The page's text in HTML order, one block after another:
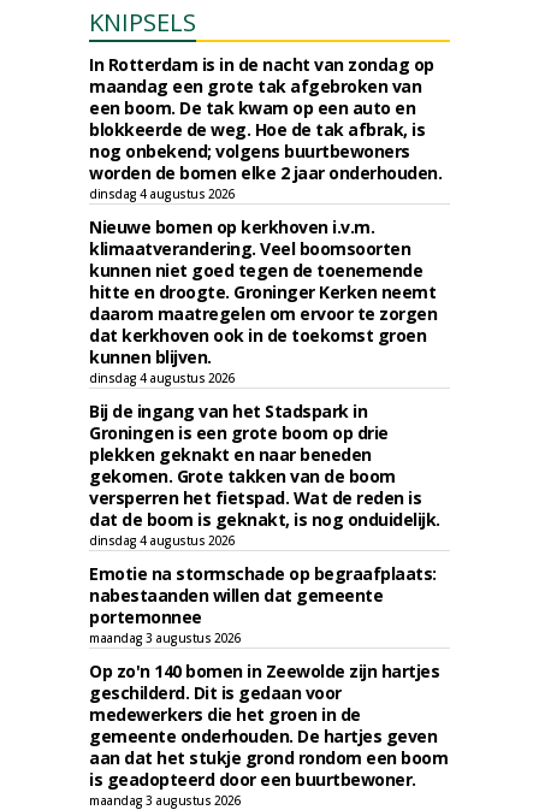
KNIPSELS
In Rotterdam is in de nacht van zondag op
maandag een grote tak afgebroken van
een boom. De tak kwam op een auto en
blokkeerde de weg. Hoe de tak afbrak, is
nog onbekend; volgens buurtbewoners
worden de bomen elke 2 jaar onderhouden.
dinsdag 4 augustus 2026
Nieuwe bomen op kerkhoven i.v.m.
klimaatverandering. Veel boomsoorten
kunnen niet goed tegen de toenemende
hitte en droogte. Groninger Kerken neemt
daarom maatregelen om ervoor te zorgen
dat kerkhoven ook in de toekomst groen
kunnen blijven.
dinsdag 4 augustus 2026
Bij de ingang van het Stadspark in
Groningen is een grote boom op drie
plekken geknakt en naar beneden
gekomen. Grote takken van de boom
versperren het fietspad. Wat de reden is
dat de boom is geknakt, is nog onduidelijk.
dinsdag 4 augustus 2026
Emotie na stormschade op begraafplaats:
nabestaanden willen dat gemeente
portemonnee
maandag 3 augustus 2026
Op zo'n 140 bomen in Zeewolde zijn hartjes
geschilderd. Dit is gedaan voor
medewerkers die het groen in de
gemeente onderhouden. De hartjes geven
aan dat het stukje grond rondom een boom
is geadopteerd door een buurtbewoner.
maandag 3 augustus 2026